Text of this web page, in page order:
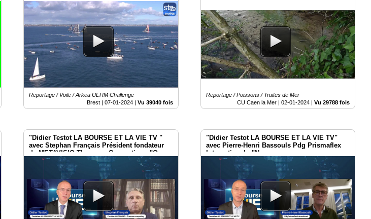
Reportage / Voile / Arkea ULTIM Challenge
Brest | 07-01-2024| Vu 39040 fois
Reportage / Poissons / Truites de Mer
CU Caen la Mer |02-01-2024 |Vu 29788 fois
"Didier Testot LA BOURSE ET LA VIE TV "
avec Stephan Français Président fondateur
de METAVISIO Thomson Computing : "On
est aujourd'hui valorisé moins que nos fonds
propres".
"Didier Testot LA BOURSE ET LA VIE TV"
avec Pierre-Henri Bassouls Pdg Prismaflex
International : "Nous pouvons concurrencer
le LCD sur un marché de volume".